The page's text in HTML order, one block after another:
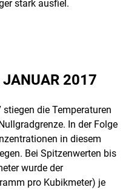
stark ausfiel.
2017
die Temperaturen
In der Folge
in diesem
Bei Spitzenwerten bis
wurde der
pro Kubikmeter) je